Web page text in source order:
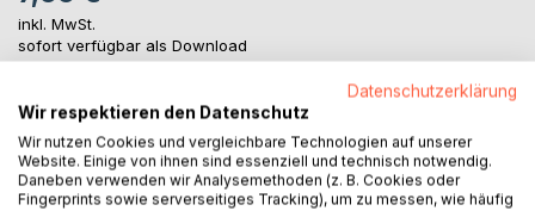
inkl. MwSt.
sofort verfügbar als Download
Auf die Merkliste
Datenschutzerklärung
Wir respektieren den Datenschutz
Wir nutzen Cookies und vergleichbare Technologien auf unserer
Website. Einige von ihnen sind essenziell und technisch notwendig.
Daneben verwenden wir Analysemethoden (z. B. Cookies oder
Fingerprints sowie serverseitiges Tracking), um zu messen, wie häufig